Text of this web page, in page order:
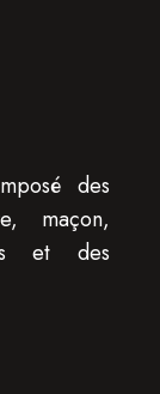
des
maçon,
et des